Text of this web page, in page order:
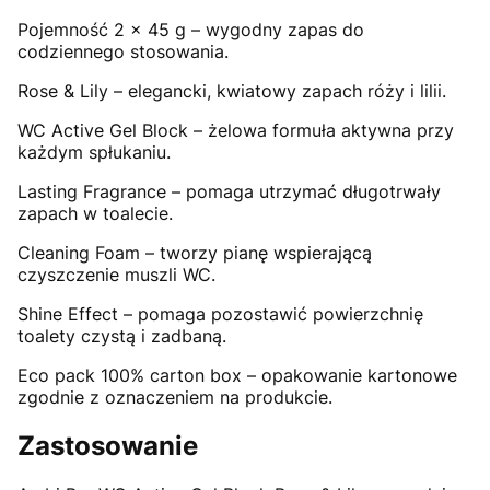
Pojemność 2 x 45 g – wygodny zapas do
codziennego stosowania.
Rose & Lily – elegancki, kwiatowy zapach róży i lilii.
WC Active Gel Block – żelowa formuła aktywna przy
każdym spłukaniu.
Lasting Fragrance – pomaga utrzymać długotrwały
zapach w toalecie.
Cleaning Foam – tworzy pianę wspierającą
czyszczenie muszli WC.
Shine Effect – pomaga pozostawić powierzchnię
toalety czystą i zadbaną.
Eco pack 100% carton box – opakowanie kartonowe
zgodnie z oznaczeniem na produkcie.
Zastosowanie